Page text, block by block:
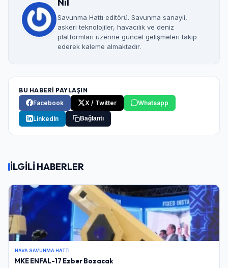
Savunma Hattı editörü. Savunma sanayii,
askeri teknolojiler, havacılık ve deniz
platformları üzerine güncel gelişmeleri takip
ederek kaleme almaktadır.
BU HABERİ PAYLAŞIN
Facebook
X / Twitter Whatsapp
LinkedIn Bağlantı
İLGİLİ HABERLER
HAVA SAVUNMA HATTI
MKE ENFAL-17 Ezber Bozacak